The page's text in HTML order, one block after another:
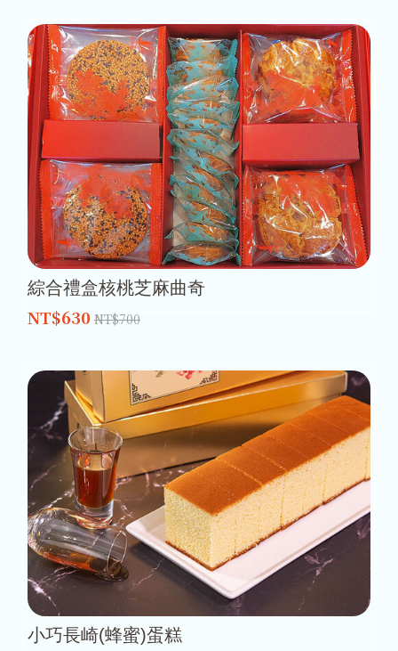
綜合禮盒核桃芝麻曲奇
NT$630 NT$700
小巧長崎(蜂蜜)蛋糕